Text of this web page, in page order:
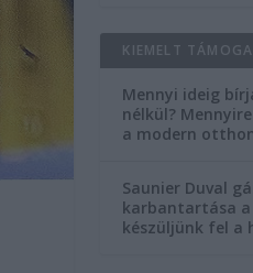
KIEMELT
Mennyi ideig
nélkül?
a modern
Saunier Duval
karbantartása
készüljünk fel a